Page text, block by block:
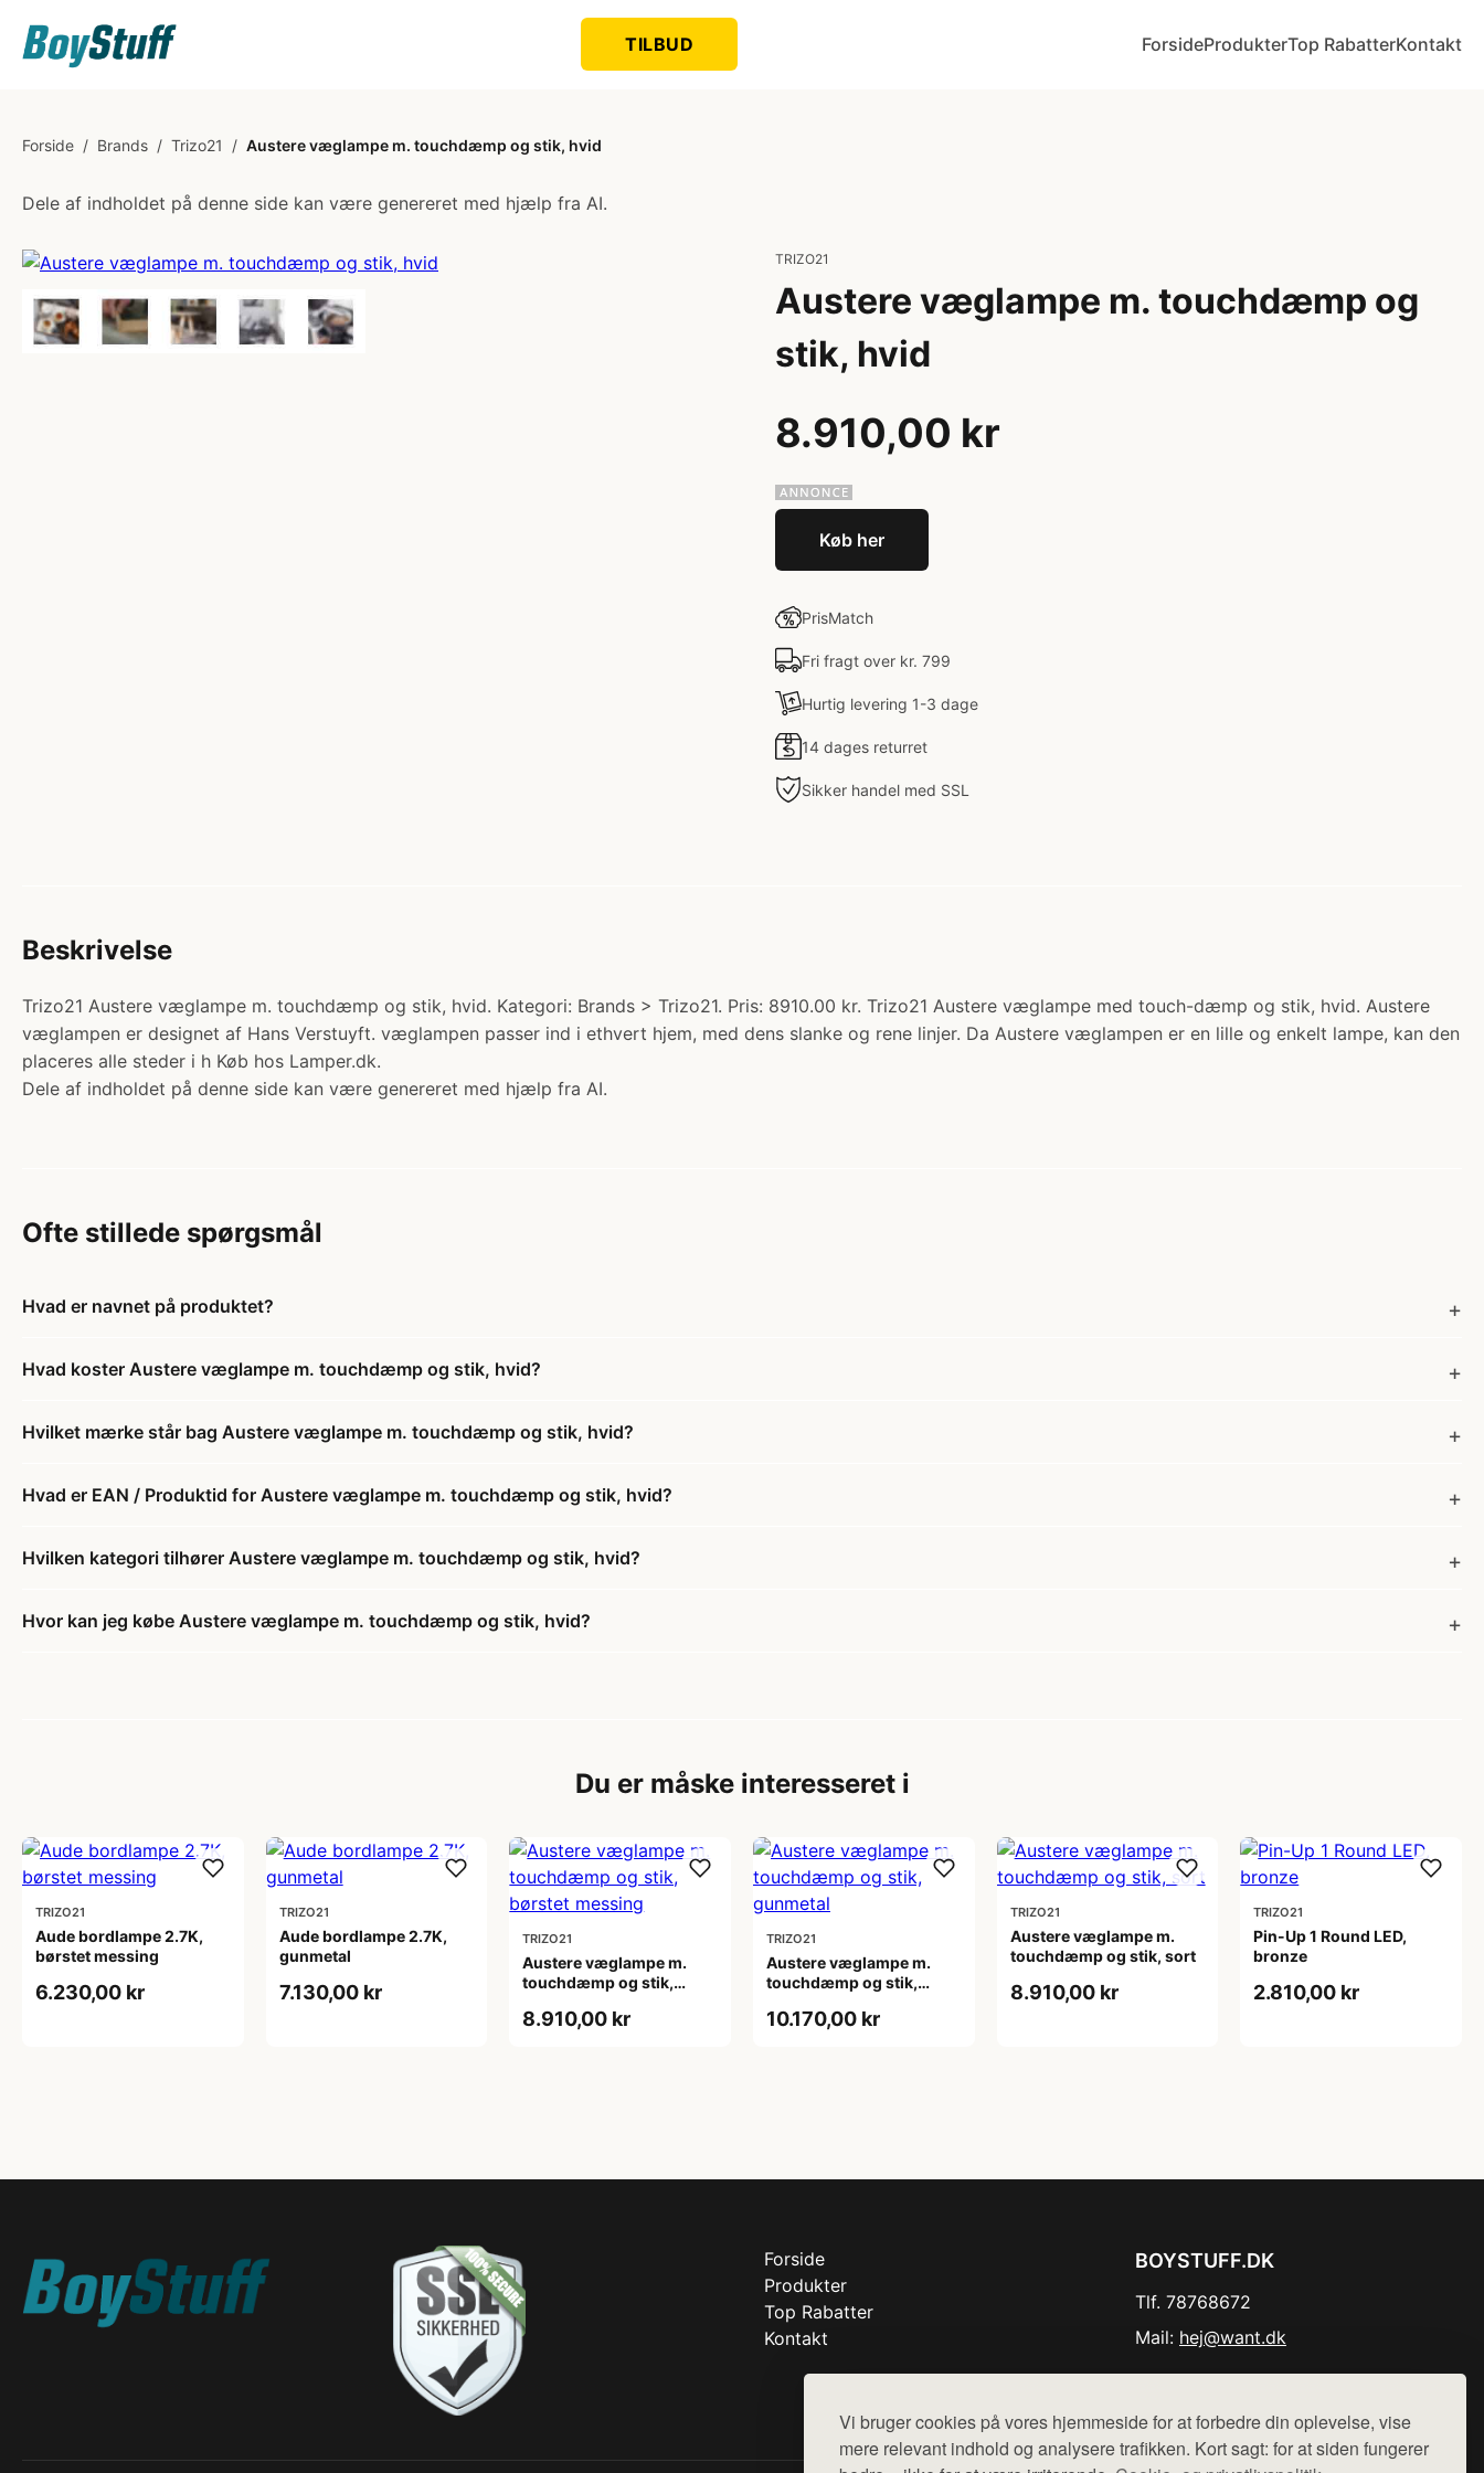
Vi bruger cookies på vores hjemmeside for at forbedre din oplevelse, vise
mere relevant indhold og analysere trafikken. Kort sagt: for at siden fungerer
TILBUD ForsideProdukterTop RabatterKontakt
Forside / Brands / Trizo21 / Austere væglampe m. touchdæmp og stik, hvid
Dele af indholdet på denne side kan være genereret med hjælp fra AI.
TRIZO21
Austere væglampe m. touchdæmp og
stik, hvid
8.910,00 kr
Køb her
PrisMatch
Fri fragt over kr. 799
Hurtig levering 1-3 dage
14 dages returret
Sikker handel med SSL
Beskrivelse
Trizo21 Austere væglampe m. touchdæmp og stik, hvid. Kategori: Brands > Trizo21. Pris: 8910.00 kr. Trizo21 Austere væglampe med touch-dæmp og stik, hvid. Austere
væglampen er designet af Hans Verstuyft. væglampen passer ind i ethvert hjem, med dens slanke og rene linjer. Da Austere væglampen er en lille og enkelt lampe, kan den
placeres alle steder i h Køb hos Lamper.dk.
Dele af indholdet på denne side kan være genereret med hjælp fra AI.
Ofte stillede spørgsmål
Hvad er navnet på produktet?
Hvad koster Austere væglampe m. touchdæmp og stik, hvid?
Hvilket mærke står bag Austere væglampe m. touchdæmp og stik, hvid?
Hvad er EAN / Produktid for Austere væglampe m. touchdæmp og stik, hvid?
Hvilken kategori tilhører Austere væglampe m. touchdæmp og stik, hvid?
Hvor kan jeg købe Austere væglampe m. touchdæmp og stik, hvid?
Du er måske interesseret i
TRIZO21
Aude bordlampe 2.7K,
børstet messing
6.230,00 kr
TRIZO21
Aude bordlampe 2.7K,
gunmetal
7.130,00 kr
TRIZO21
Austere væglampe m.
touchdæmp og stik,
8.910,00 kr
TRIZO21
Austere væglampe m.
touchdæmp og stik,
10.170,00 kr
TRIZO21
Austere væglampe m.
touchdæmp og stik, sort
8.910,00 kr
TRIZO21
Pin-Up 1 Round LED,
bronze
2.810,00 kr
Forside
Produkter
Top Rabatter
Kontakt
BOYSTUFF.DK
Tlf. 78768672
Mail: hej@want.dk